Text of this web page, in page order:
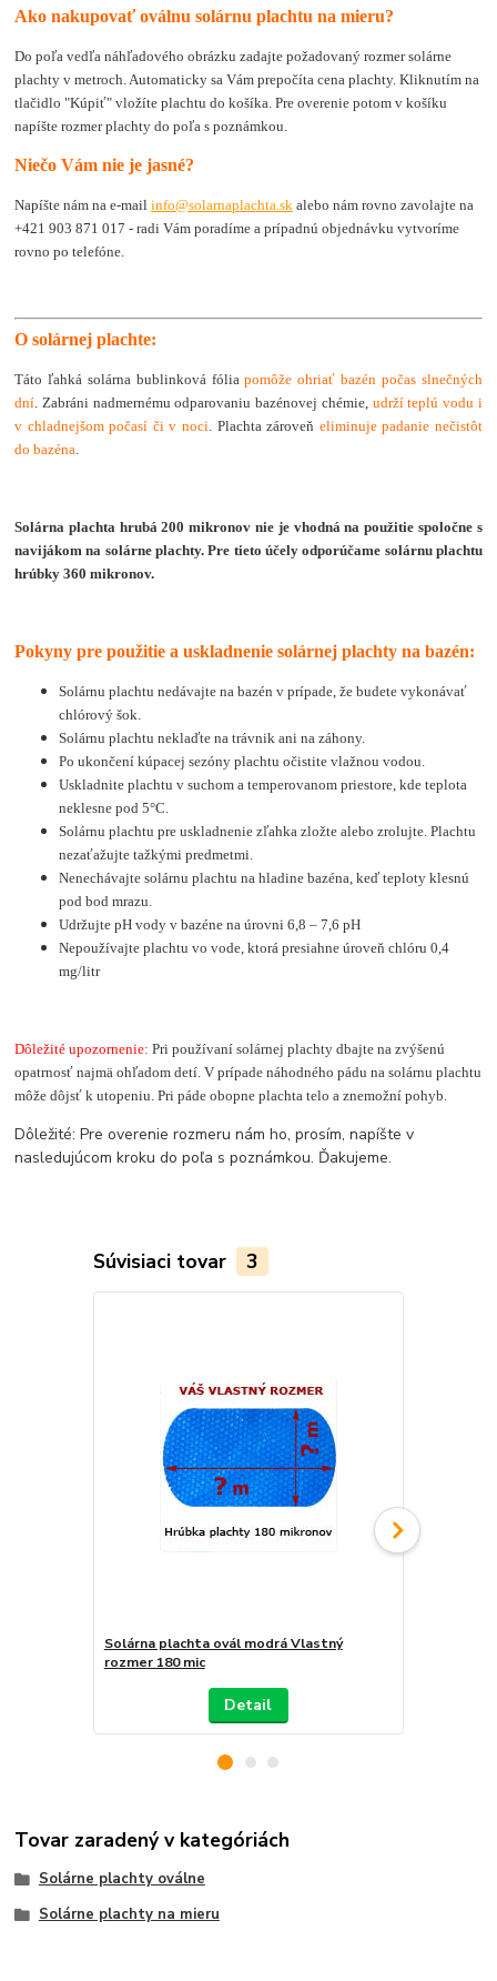
Ako nakupovať oválnu solárnu plachtu na mieru?
Do poľa vedľa náhľadového obrázku zadajte požadovaný rozmer solárne
plachty v metroch. Automaticky sa Vám prepočíta cena plachty. Kliknutím na
tlačidlo "Kúpiť" vložíte plachtu do košíka. Pre overenie potom v košíku
napíšte rozmer plachty do poľa s poznámkou.
Niečo Vám nie je jasné?
Napíšte nám na e-mailinfo@solarnaplachta.sk alebo nám rovno zavolajte na
+421 903 871 017 - radi Vám poradíme a prípadnú objednávku vytvoríme
rovno po telefóne.
O solárnej plachte:
Táto ľahká solárna bublinková fóliapomôže ohriať bazén počas slnečných
dní . Zabráni nadmernému odparovaniu bazénovej chémie, udrží teplú vodu i
v chladnejšom počasí či v noci . Plachta zároveň eliminuje padanie nečistôt
do bazéna
Solárna plachta hrubá 200 mikronov nie je vhodná na použitie spoločne s
navijákom na solárne plachty. Pre tieto účely odporúčame solárnu plachtu
hrúbky 360 mikronov.
Pokyny pre použitie a uskladnenie solárnej plachty na bazén:
Solárnu plachtu nedávajte na bazén v prípade, že budete vykonávať
chlórový šok.
Solárnu plachtu neklaďte na trávnik ani na záhony.
Po ukončení kúpacej sezóny plachtu očistite vlažnou vodou.
Uskladnite plachtu v suchom a temperovanom priestore, kde teplota
neklesne pod 5°C.
Solárnu plachtu pre uskladnenie zľahka zložte alebo zrolujte. Plachtu
nezaťažujte tažkými predmetmi.
Nenechávajte solárnu plachtu na hladine bazéna, keď teploty klesnú
pod bod mrazu.
Udržujte pH vody v bazéne na úrovni 6,8 – 7,6 pH
Nepoužívajte plachtu vo vode, ktorá presiahne úroveň chlóru 0,4
mg/litr
Dôležité upozornenie: Pri používaní solárnej plachty dbajte na zvýšenú
opatrnosť najmä ohľadom detí. V prípade náhodného pádu na solárnu plachtu
môže dôjsť k utopeniu. Pri páde obopne plachta telo a znemožní pohyb.
Dôležité: Pre overenie rozmeru nám ho, prosím, napíšte v
nasledujúcom kroku do poľa s poznámkou. Ďakujeme.
Súvisiaci tovar 3
Solárna plachta ovál modrá Vlastný
rozmer 180 mic
Detail
Tovar zaradený v kategóriách
Solárne plachty oválne
Solárne plachty na mieru